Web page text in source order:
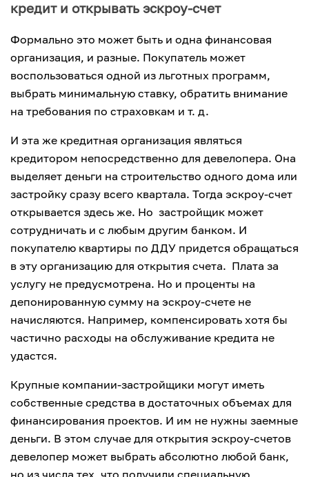
кредит и открывать эскроу-счет
Формально это может быть и одна финансовая
организация, и разные. Покупатель может
воспользоваться одной из льготных программ,
выбрать минимальную ставку, обратить внимание
на требования по страховкам и т. д.
И эта же кредитная организация являться
кредитором непосредственно для девелопера. Она
выделяет деньги на строительство одного дома или
застройку сразу всего квартала. Тогда эскроу-счет
открывается здесь же. Но застройщик может
сотрудничать и с любым другим банком. И
покупателю квартиры по ДДУ придется обращаться
в эту организацию для открытия счета. Плата за
услугу не предусмотрена. Но и проценты на
депонированную сумму на эскроу-счете не
начисляются. Например, компенсировать хотя бы
частично расходы на обслуживание кредита не
удастся.
Крупные компании-застройщики могут иметь
собственные средства в достаточных объемах для
финансирования проектов. И им не нужны заемные
деньги. В этом случае для открытия эскроу-счетов
девелопер может выбрать абсолютно любой банк,